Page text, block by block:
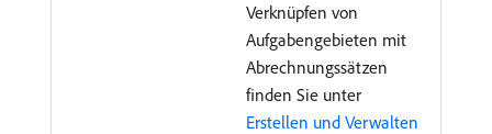
Verknüpfen von
Aufgabengebieten mit
Abrechnungssätzen
finden Sie unter
Erstellen und Verwalten